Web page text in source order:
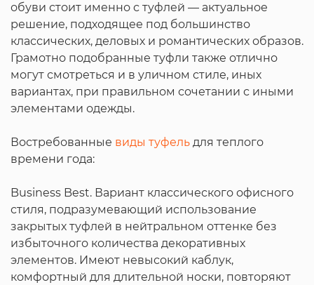
обуви стоит именно с туфлей — актуальное
решение, подходящее под большинство
классических, деловых и романтических образов.
Грамотно подобранные туфли также отлично
могут смотреться и в уличном стиле, иных
вариантах, при правильном сочетании с иными
элементами одежды.
Востребованные виды туфельдля теплого
времени года:
Business Best. Вариант классического офисного
стиля, подразумевающий использование
закрытых туфлей в нейтральном оттенке без
избыточного количества декоративных
элементов. Имеют невысокий каблук,
комфортный для длительной носки, повторяют